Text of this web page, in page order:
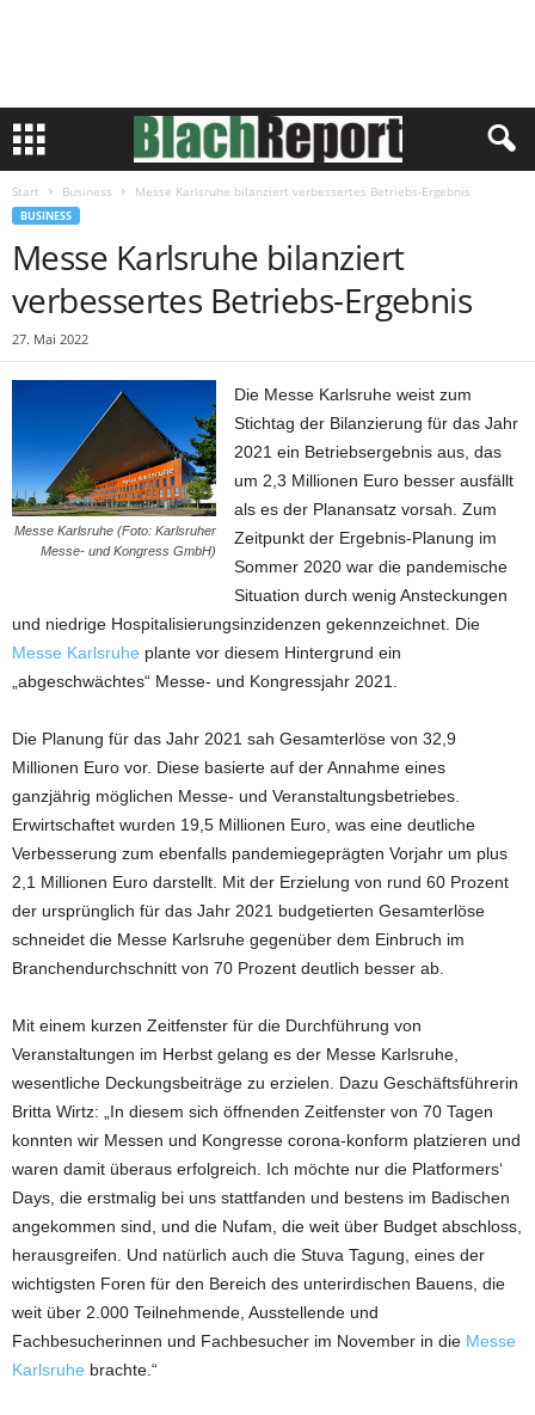
Start Business Messe Karlsruhe bilanziert verbessertes Betriebs-Ergebnis
BUSINESS
Messe Karlsruhe bilanziert
verbessertes Betriebs-Ergebnis
27. Mai 2022
Messe Karlsruhe (Foto: Karlsruher
Messe- und Kongress GmbH)
Die Messe Karlsruhe weist zum
Stichtag der Bilanzierung für das Jahr
2021 ein Betriebsergebnis aus, das
um 2,3 Millionen Euro besser ausfällt
als es der Planansatz vorsah. Zum
Zeitpunkt der Ergebnis-Planung im
Sommer 2020 war die pandemische
Situation durch wenig Ansteckungen
und niedrige Hospitalisierungsinzidenzen gekennzeichnet. Die
Messe Karlsruhe plante vor diesem Hintergrund ein
„abgeschwächtes“ Messe- und Kongressjahr 2021.
Die Planung für das Jahr 2021 sah Gesamterlöse von 32,9
Millionen Euro vor. Diese basierte auf der Annahme eines
ganzjährig möglichen Messe- und Veranstaltungsbetriebes.
Erwirtschaftet wurden 19,5 Millionen Euro, was eine deutliche
Verbesserung zum ebenfalls pandemiegeprägten Vorjahr um plus
2,1 Millionen Euro darstellt. Mit der Erzielung von rund 60 Prozent
der ursprünglich für das Jahr 2021 budgetierten Gesamterlöse
schneidet die Messe Karlsruhe gegenüber dem Einbruch im
Branchendurchschnitt von 70 Prozent deutlich besser ab.
Mit einem kurzen Zeitfenster für die Durchführung von
Veranstaltungen im Herbst gelang es der Messe Karlsruhe,
wesentliche Deckungsbeiträge zu erzielen. Dazu Geschäftsführerin
Britta Wirtz: „In diesem sich öffnenden Zeitfenster von 70 Tagen
konnten wir Messen und Kongresse corona-konform platzieren und
waren damit überaus erfolgreich. Ich möchte nur die Platformers‘
Days, die erstmalig bei uns stattfanden und bestens im Badischen
angekommen sind, und die Nufam, die weit über Budget abschloss,
herausgreifen. Und natürlich auch die Stuva Tagung, eines der
wichtigsten Foren für den Bereich des unterirdischen Bauens, die
weit über 2.000 Teilnehmende, Ausstellende und
Fachbesucherinnen und Fachbesucher im November in die Messe
Karlsruhe brachte.“